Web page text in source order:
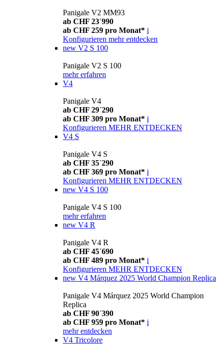
Panigale V2 MM93
ab CHF 23´990
ab CHF 259 pro Monat* i
Konfigurieren mehr entdecken
new V2 S 100
Panigale V2 S 100
mehr erfahren
V4
Panigale V4
ab CHF 29´290
ab CHF 309 pro Monat* i
Konfigurieren MEHR ENTDECKEN
V4 S
Panigale V4 S
ab CHF 35´290
ab CHF 369 pro Monat* i
Konfigurieren MEHR ENTDECKEN
new V4 S 100
Panigale V4 S 100
mehr erfahren
new V4 R
Panigale V4 R
ab CHF 45´690
ab CHF 489 pro Monat* i
Konfigurieren MEHR ENTDECKEN
new V4 Márquez 2025 World Champion Replica
Panigale V4 Márquez 2025 World Champion
Replica
ab CHF 90´390
ab CHF 959 pro Monat* i
mehr entdecken
V4 Tricolore